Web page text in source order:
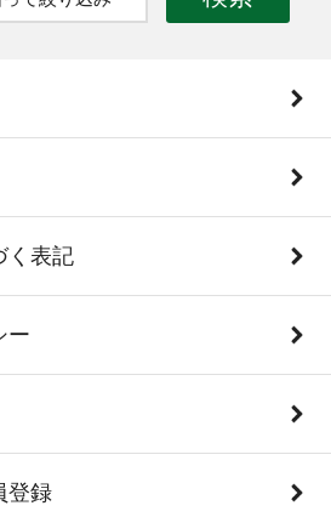
く表記
ー
登録